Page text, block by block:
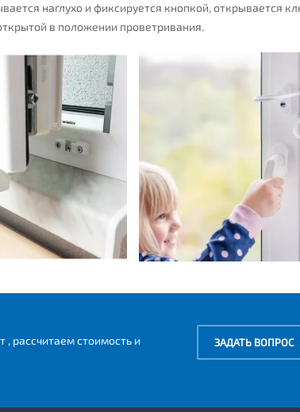
наглухо и фиксируется кнопкой, открывается
в положении проветривания.
, рассчитаем стоимость и
ЗАДАТЬ ВОПРОС